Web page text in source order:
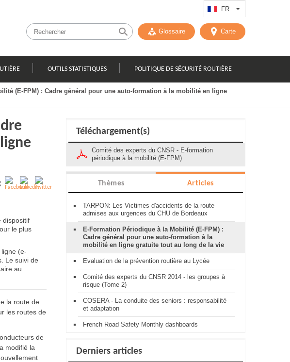
FR Lister les actions
Glossaire Carte
OUTILS STATISTIQUES POLITIQUE DE SÉCURITÉ ROUTIÈRE
(E-FPM) : Cadre général pour une auto-formation à la mobilité en ligne
dispositif
le plus
(e-
Le suivi de
au
la route de
les routes de
de
modifié la
Téléchargement(s)
Comité des experts du CNSR - E-formation
périodique à la mobilité (E-FPM)
Thèmes Articles
TARPON: Les Victimes d'accidents de la route
admises aux urgences du CHU de Bordeaux
E-Formation Périodique à la Mobilité (E-FPM) :
Cadre général pour une auto-formation à la
mobilité en ligne gratuite tout au long de la vie
Evaluation de la prévention routière au Lycée
Comité des experts du CNSR 2014 - les groupes à
risque (Tome 2)
COSERA - La conduite des seniors : responsabilité
et adaptation
French Road Safety Monthly dashboards
Derniers articles